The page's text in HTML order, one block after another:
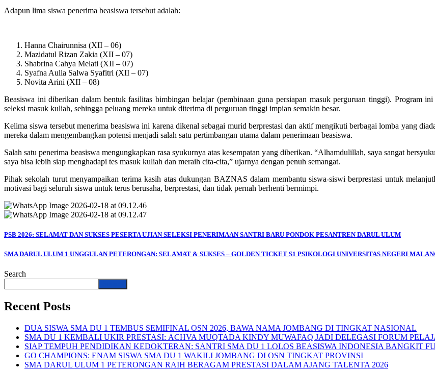
Adapun lima siswa penerima beasiswa tersebut adalah:
Hanna Chairunnisa (XII – 06)
Mazidatul Rizan Zakia (XII – 07)
Shabrina Cahya Melati (XII – 07)
Syafna Aulia Salwa Syafitri (XII – 07)
Novita Arini (XII – 08)
Beasiswa ini diberikan dalam bentuk fasilitas bimbingan belajar (pembinaan guna persiapan masuk perguruan tinggi). Program
seleksi masuk kuliah, sehingga peluang mereka untuk diterima di perguruan tinggi impian semakin besar.
Kelima siswa tersebut menerima beasiswa ini karena dikenal sebagai murid berprestasi dan aktif mengikuti berbagai lomba yang
mereka dalam mengembangkan potensi menjadi salah satu pertimbangan utama dalam penerimaan beasiswa.
Salah satu penerima beasiswa mengungkapkan rasa syukurnya atas kesempatan yang diberikan. “Alhamdulillah, saya sangat
saya bisa lebih siap menghadapi tes masuk kuliah dan meraih cita-cita,” ujarnya dengan penuh semangat.
Pihak sekolah turut menyampaikan terima kasih atas dukungan BAZNAS dalam membantu siswa-siswi berprestasi untuk
motivasi bagi seluruh siswa untuk terus berusaha, berprestasi, dan tidak pernah berhenti bermimpi.
PSB 2026: SELAMAT DAN SUKSES PESERTA UJIAN SELEKSI PENERIMAAN SANTRI BARU PONDOK PESANTREN DARUL ULUM
SMA DARUL ULUM 1 UNGGULAN PETERONGAN: SELAMAT & SUKSES – GOLDEN TICKET S1 PSIKOLOGI UNIVERSITAS NEGERI
Search
Recent Posts
DUA SISWA SMA DU 1 TEMBUS SEMIFINAL OSN 2026, BAWA NAMA JOMBANG DI TINGKAT NASIONAL
SMA DU 1 KEMBALI UKIR PRESTASI: ACHVA MUQTADA KINDY MUWAFAQ JADI DELEGASI FORUM
SIAP TEMPUH PENDIDIKAN KEDOKTERAN: SANTRI SMA DU 1 LOLOS BEASISWA INDONESIA BANGKIT
GO CHAMPIONS: ENAM SISWA SMA DU 1 WAKILI JOMBANG DI OSN TINGKAT PROVINSI
SMA DARUL ULUM 1 PETERONGAN RAIH BERAGAM PRESTASI DALAM AJANG TALENTA 2026